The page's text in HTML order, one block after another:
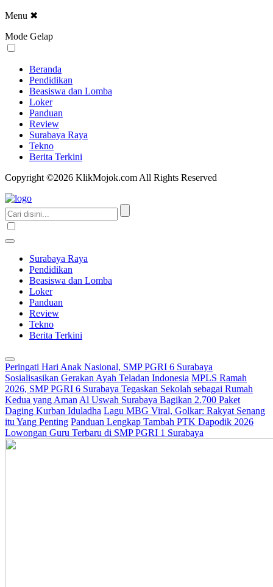
Menu ✖
Mode Gelap
Beranda
Pendidikan
Beasiswa dan Lomba
Loker
Panduan
Review
Surabaya Raya
Tekno
Berita Terkini
Copyright ©2026 KlikMojok.com All Rights Reserved
Surabaya Raya
Pendidikan
Beasiswa dan Lomba
Loker
Panduan
Review
Tekno
Berita Terkini
Peringati Hari Anak Nasional, SMP PGRI 6 Surabaya
Sosialisasikan Gerakan Ayah Teladan Indonesia MPLS Ramah
2026, SMP PGRI 6 Surabaya Tegaskan Sekolah sebagai Rumah
Kedua yang Aman Al Uswah Surabaya Bagikan 2.700 Paket
Daging Kurban Iduladha Lagu MBG Viral, Golkar: Rakyat Senang
itu Yang Penting Panduan Lengkap Tambah PTK Dapodik 2026
Lowongan Guru Terbaru di SMP PGRI 1 Surabaya